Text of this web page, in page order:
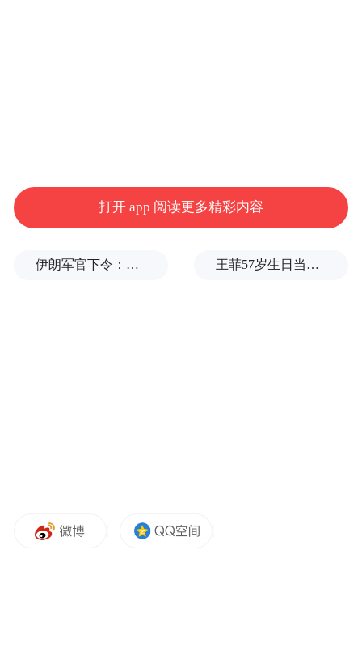
打开 app 阅读更多精彩内容
伊朗军官下令：如果美军踏上我国领土，就砍掉他们脚！ 王菲57岁生日当天，谢霆锋隔空说3次生日快乐